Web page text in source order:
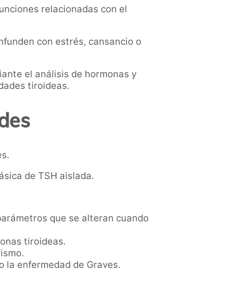
relacionadas con el
con estrés, cansancio o
el análisis de hormonas y
tiroideas.
de TSH aislada.
que se alteran cuando
tiroideas.
la enfermedad de Graves.